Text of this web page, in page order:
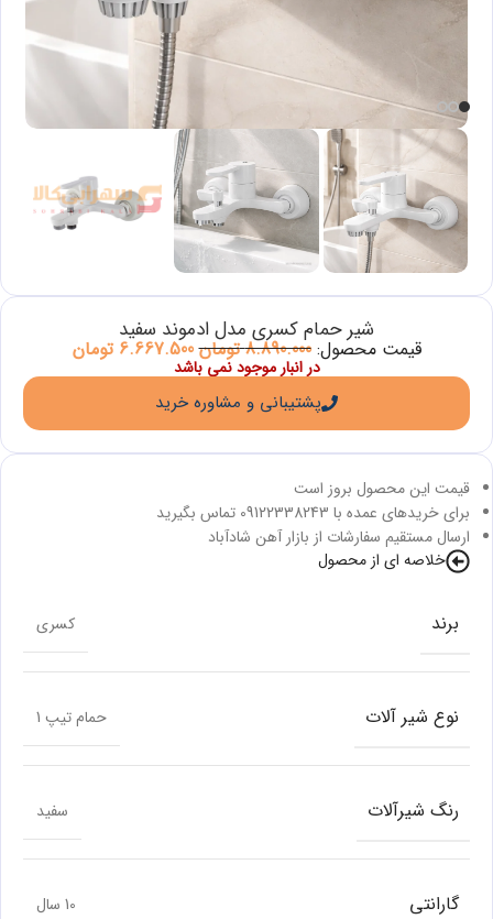
قیمت این محصول بروز است
برای خریدهای عمده با 09122338243 تماس بگیرید
ارسال مستقیم سفارشات از بازار آهن شادآباد
خلاصه ای از محصول
برند کسری
نوع شیر آلات حمام تیپ 1
رنگ شیرآلات سفید
گارانتی 10 سال
شیر حمام کسری مدل ادموند سفید
قیمت محصول:8.890.000 تومان 6.667.500 تومان
در انبار موجود نمی باشد
پشتیبانی و مشاوره خرید